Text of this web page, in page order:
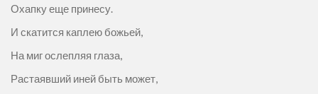
Охапку еще принесу.
И скатится каплею божьей,
На миг ослепляя глаза,
Растаявший иней быть может,